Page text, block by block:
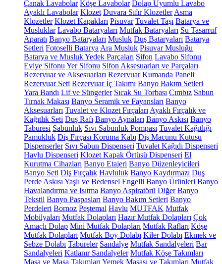
Çanak Lavabolar Köşe Lavabolar Dolap Uyumlu Lavabo
Ayaklı Lavabolar Klozet Duvara Sıfır Klozetler Asma
Klozetler Klozet Kapakları Pisuvar Tuvalet Taşı Batarya ve
Musluklar Lavabo Bataryaları Mutfak Bataryaları Su Tasarruf
Aparatı Banyo Bataryaları Musluk Duş Bataryaları Batarya
Setleri Fotoselli Batarya Ara Musluk Pisuvar Musluğu
Batarya ve Musluk Yedek Parçaları Sifon Lavabo Sifonu
Eviye Sifonu Yer Sifonu Sifon Aksesuarları ve Parçaları
Rezervuar ve Aksesuarları Rezervuar Kumanda Paneli
Rezervuar Seti Rezervuar İç Takımı Banyo Bakım Setleri
Yara Bandı Lif ve Süngerler Sıcak Su Torbası Cımbız Sabun
Tırnak Makası Banyo Seramik ve Fayansları Banyo
Aksesuarları Tuvalet ve Klozet Fırçaları Ayaklı Fırçalık ve
Kağıtlık Seti Duş Rafı Banyo Aynaları Banyo Askısı Banyo
Taburesi Sabunluk Sıvı Sabunluk Pompası Tuvalet Kağıtlığı
Pamukluk Diş Fırçası Koruma Kabı Diş Macunu Kutusu
Dispenserler Sıvı Sabun Dispenseri Tuvalet Kağıdı Dispenseri
Havlu Dispenseri Klozet Kapak Örtüsü Dispenseri El
Kurutma Cihazları Banyo Etajeri Banyo Düzenleyicileri
Banyo Seti Diş Fırçalık Havluluk Banyo Kaydırmazı Duş
Perde Askısı Yaşlı ve Bedensel Engelli Banyo Ürünleri Banyo
Havalandırma ve Isıtma Banyo Aspiratörü Diğer Banyo
Tekstil Banyo Paspasları Banyo Bakım Setleri Banyo
Perdeleri Bornoz Peştemal Havlu MUTFAK Mutfak
Mobilyaları Mutfak Dolapları Hazır Mutfak Dolapları Çok
Amaçlı Dolap Mini Mutfak Dolapları Mutfak Rafları Köşe
Mutfak Dolapları Mutfak Boy Dolabı Kiler Dolabı Ekmek ve
Sebze Dolabı Tabureler Sandalye Mutfak Sandalyeleri Bar
Sandalyeleri Katlanır Sandalyeler Mutfak Köşe Takımları
Masa ve Masa Takımları Yemek Masası ve Takımları Mutfak